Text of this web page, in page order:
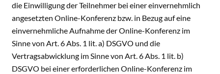
die Einwilligung der Teilnehmer bei einer einvernehmlich
angesetzten Online-Konferenz bzw. in Bezug auf eine
einvernehmliche Aufnahme der Online-Konferenz im
Sinne von Art. 6 Abs. 1 lit. a) DSGVO und die
Vertragsabwicklung im Sinne von Art. 6 Abs. 1 lit. b)
DSGVO bei einer erforderlichen Online-Konferenz im